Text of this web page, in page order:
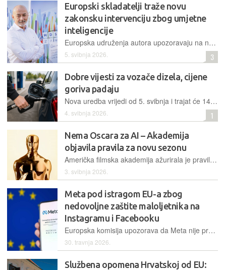
Europski skladatelji traže novu
zakonsku intervenciju zbog umjetne
inteligencije
Europska udruženja autora upozoravaju na neodrživost trenutačnog pravnog okvira te traže nove regulative kako bi se osigurala pravedna naknada i transparentnost u korištenju zaštićenih djela
5. svibnja 2026. 3
Dobre vijesti za vozače dizela, cijene
goriva padaju
Nova uredba vrijedi od 5. svibnja i trajat će 14 dana, a kako navode iz Vlade RH, cilj joj je ublažiti rast cijena goriva i zaštititi standard građana
4. svibnja 2026. 1
Nema Oscara za AI – Akademija
objavila pravila za novu sezonu
Američka filmska akademija ažurirala je pravila za dodjelu najprestižnije svjetske filmske nagrade, propisujući obvezno ljudsko autorstvo u kategorijama glume i scenarija
3. svibnja 2026.
Meta pod istragom EU-a zbog
nedovoljne zaštite maloljetnika na
Instagramu i Facebooku
Europska komisija upozorava da Meta nije provela učinkovite mjere provjere dobi, čime je omogućila djeci mlađoj od 13 godina pristup platformama i izložila ih neprikladnim sadržajima i rizicima
30. travnja 2026.
Službena opomena Hrvatskoj od EU: